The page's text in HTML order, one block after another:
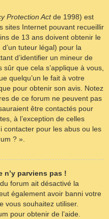
Protection Actde 1998) est
sites Internet pouvant recueillir
de 13 ans doivent obtenir le
tuteur légal) pour la
d’identifier un mineur de
sûr que cela s’applique à vous,
quelqu’un le fait à votre
pour obtenir son avis. Notez
de ce forum ne peuvent pas
être contactés pour
à l’exception de celles
contacter pour les abus ou les
? ».
n’y parviens pas !
forum ait désactivé la
également avoir banni votre
vous souhaitez utiliser.
pour obtenir de l’aide.